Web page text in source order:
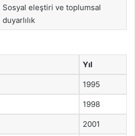
Sosyal eleştiri ve toplumsal
duyarlılık
Yıl
1995
1998
2001